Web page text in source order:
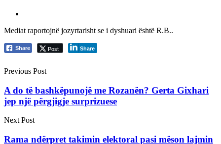
Mediat raportojnë jozyrtarisht se i dyshuari është R.B..
Share Post Share
Previous Post
A do të bashkëpunojë me Rozanën? Gerta Gixhari
jep një përgjigje surprizuese
Next Post
Rama ndërpret takimin elektoral pasi mëson lajmin